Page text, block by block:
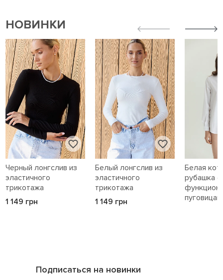
НОВИНКИ
Черный лонгслив из
эластичного
трикотажа
1 149 грн
Белый лонгслив из
эластичного
трикотажа
1 149 грн
Белая
рубашка с
Подписаться на новинки